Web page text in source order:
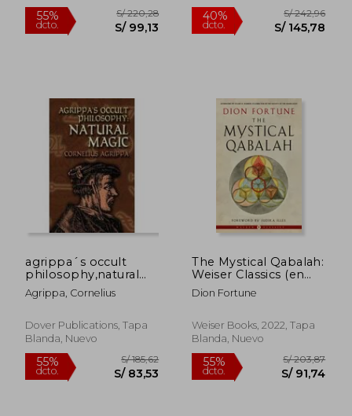
dcto. dcto. S/
agrippa´s occult
philosophy,natural
magic (en Inglés)
Agrippa, Cornelius
Dover Publications, Tapa
Blanda, Nuevo
The Mystical Qabalah:
Weiser Classics (en
Inglés)
Dion Fortune
Weiser Books, 2022, Tapa
Blanda, Nuevo